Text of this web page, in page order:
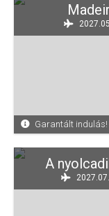
Garantált indulás!
A